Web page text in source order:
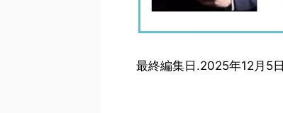
最終編集日.2025年12月5日